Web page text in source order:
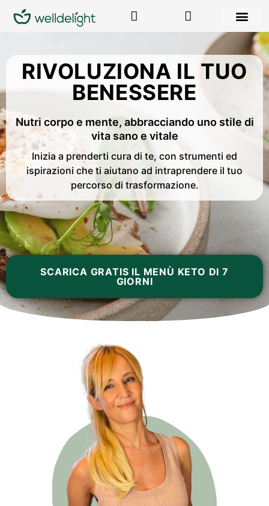
RIVOLUZIONA IL TUO
BENESSERE
Nutri corpo e mente, abbracciando uno stile di
vita sano e vitale
Inizia a prenderti cura di te, con strumenti ed
ispirazioni che ti aiutano ad intraprendere il tuo
percorso di trasformazione.
SCARICA GRATIS IL MENÙ KETO DI 7
GIORNI